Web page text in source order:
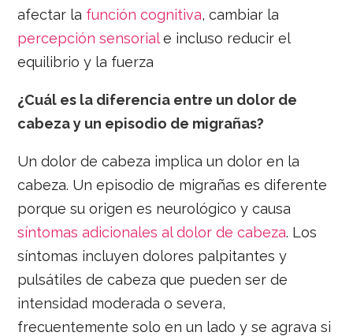
afectar la función cognitiva, cambiar la
percepción sensoriale incluso reducir el
equilibrio y la fuerza
¿Cuál es la diferencia entre un dolor de
cabeza y un episodio de migrañas?
Un dolor de cabeza implica un dolor en la
cabeza. Un episodio de migrañas es diferente
porque su origen es neurológico y causa
síntomas adicionales al dolor de cabeza. Los
síntomas incluyen dolores palpitantes y
pulsátiles de cabeza que pueden ser de
intensidad moderada o severa,
frecuentemente solo en un lado y se agrava si